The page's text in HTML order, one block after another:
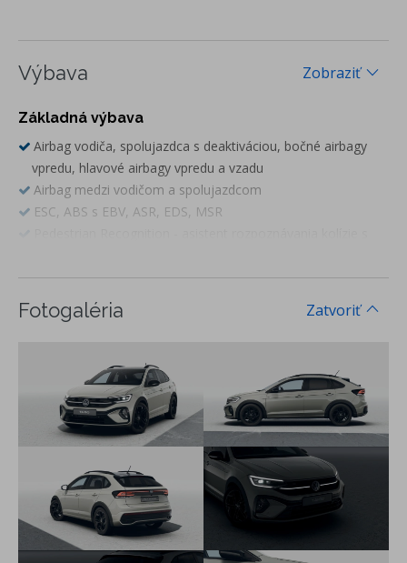
Zobraziť
Výbava
Základná výbava
Airbag vodiča, spolujazdca s deaktiváciou, bočné airbagy
vpredu, hlavové airbagy vpredu a vzadu
Airbag medzi vodičom a spolujazdcom
ESC, ABS s EBV, ASR, EDS, MSR
Front Assist a City Brake - systém na sledovanie diania pred
vozidlom a systém núdzového brzdenia
Lane Assist - asistent zachovania jazdného pruhu
Systém rozpoznania únavy vodiča
Predné hlavové opierky bezpečnostne optimalizované, 3
hlavové opierky sedadiel vzadu
3-bodové bezpečnostné pásy na všetkých sedadlách,
vpredu výškovo nastaviteľné
ISOFIX systém na uchytenie detských sedačiek na sedadle
spolujazdca a na zadných krajných sedadlách
Dojazdová oceľová rezerva, náradie a zdvihák
IQ.DRIVE - Travel Assist - aktívne vedenie v jazdnom pruhu a
Zatvoriť
Fotogaléria